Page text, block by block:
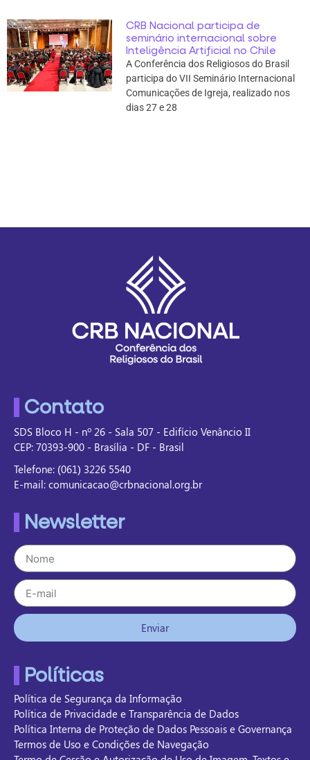
CRB Nacional participa de
seminário internacional sobre
Inteligência Artificial no Chile
A Conferência dos Religiosos do Brasil
participa do VII Seminário Internacional
Comunicações de Igreja, realizado nos
dias 27 e 28
Contato
SDS Bloco H - nº 26 - Sala 507 - Edifício Venâncio II
CEP: 70393-900 - Brasília - DF - Brasil
Telefone: (061) 3226 5540
E-mail: comunicacao@crbnacional.org.br
Newsletter
Enviar
Políticas
Política de Segurança da Informação
Política de Privacidade e Transparência de Dados
Política Interna de Proteção de Dados Pessoais e Governança
Termos de Uso e Condições de Navegação